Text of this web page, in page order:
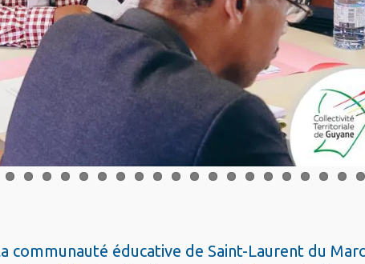
communauté éducative de Saint-Laurent du